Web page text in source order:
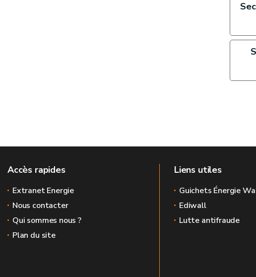
Accès rapides
Extranet Energie
Nous contacter
Qui sommes nous ?
Plan du site
Liens utiles
Guichets Énergie
Ediwall
Lutte antifraude